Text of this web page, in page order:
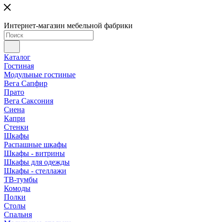
Интернет-магазин мебельной фабрики
Каталог
Гостиная
Модульные гостиные
Вега Сапфир
Прато
Вега Саксония
Сиена
Капри
Стенки
Шкафы
Распашные шкафы
Шкафы - витрины
Шкафы для одежды
Шкафы - стеллажи
ТВ-тумбы
Комоды
Полки
Столы
Спальня